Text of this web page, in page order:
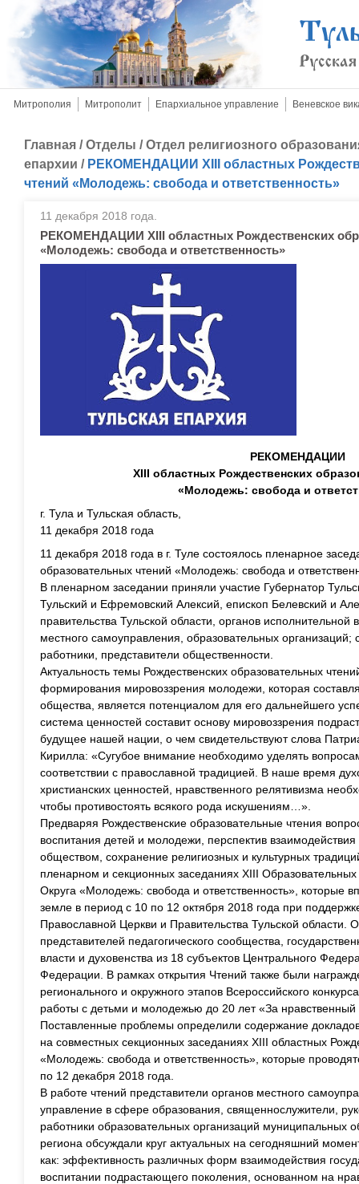
Митрополия Митрополит Епархиальное управление Веневское
Главная /Отделы /Отдел религиозного
епархии / РЕКОМЕНДАЦИИ ХIII областных
чтений «Молодежь: свобода и ответственность»
11 декабря 2018 года.
РЕКОМЕНДАЦИИ ХIII областных Рождественских
«Молодежь: свобода и ответственность»
РЕКОМЕНДАЦИИ
ХIII областных Рождественских
«Молодежь: свобода и
г. Тула и Тульская область,
11 декабря 2018 года
11 декабря 2018 года в г. Туле состоялось пленарное
образовательных чтений «Молодежь: свобода и
В пленарном заседании приняли участие Губернатор
Тульский и Ефремовский Алексий, епископ Белевский и
правительства Тульской области, органов исполнительной
местного самоуправления, образовательных
работники, представители общественности.
Актуальность темы Рождественских образовательных
формирования мировоззрения молодежи, которая
общества, является потенциалом для его дальнейшего
система ценностей составит основу мировоззрения
будущее нашей нации, о чем свидетельствуют слова
Кирилла: «Сугубое внимание необходимо уделять
соответствии с православной традицией. В наше время
христианских ценностей, нравственного релятивизма
чтобы противостоять всякого рода искушениям…».
Предваряя Рождественские образовательные чтения
воспитания детей и молодежи, перспектив
обществом, сохранение религиозных и культурных
пленарном и секционных заседаниях ХIII
Округа «Молодежь: свобода и ответственность», которые
земле в период с 10 по 12 октября 2018 года при
Православной Церкви и Правительства Тульской области.
представителей педагогического сообщества,
власти и духовенства из 18 субъектов Центрального
Федерации. В рамках открытия Чтений также были
регионального и окружного этапов Всероссийского
работы с детьми и молодежью до 20 лет «За нравственный
Поставленные проблемы определили содержание
на совместных секционных заседаниях ХIII областных
«Молодежь: свобода и ответственность», которые
по 12 декабря 2018 года.
В работе чтений представители органов местного
управление в сфере образования, священнослужители,
работники образовательных организаций муниципальных
региона обсуждали круг актуальных на сегодняшний
как: эффективность различных форм взаимодействия
воспитании подрастающего поколения, основанном на